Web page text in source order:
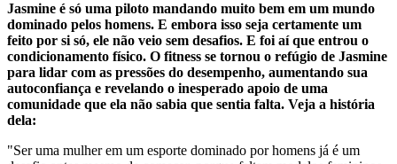
Jasmine é só uma piloto mandando muito bem em um mundo
dominado pelos homens. E embora isso seja certamente um
feito por si só, ele não veio sem desafios. E foi aí que entrou o
condicionamento físico. O fitness se tornou o refúgio de Jasmine
para lidar com as pressões do desempenho, aumentando sua
autoconfiança e revelando o inesperado apoio de uma
comunidade que ela não sabia que sentia falta. Veja a história
dela:
"Ser uma mulher em um esporte dominado por homens já é um